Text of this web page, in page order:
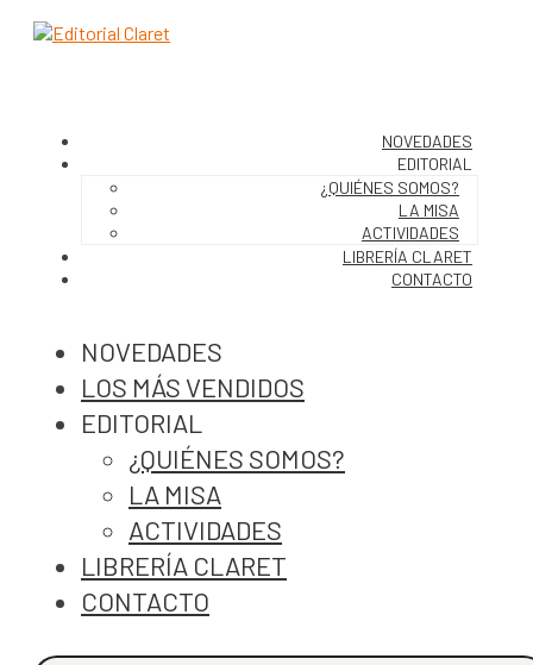
NOVEDADES
EDITORIAL
¿QUIÉNES SOMOS?
LA MISA
ACTIVIDADES
LIBRERÍA CLARET
CONTACTO
NOVEDADES
LOS MÁS VENDIDOS
EDITORIAL
¿QUIÉNES SOMOS?
LA MISA
ACTIVIDADES
LIBRERÍA CLARET
CONTACTO